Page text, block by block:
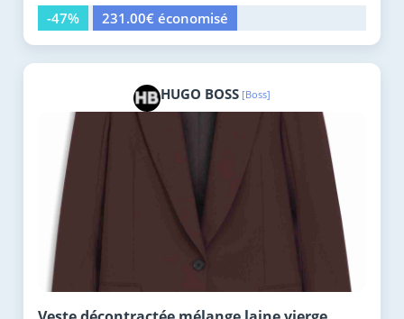
-47%
231.00€ économisé
HUGO BOSS [Boss]